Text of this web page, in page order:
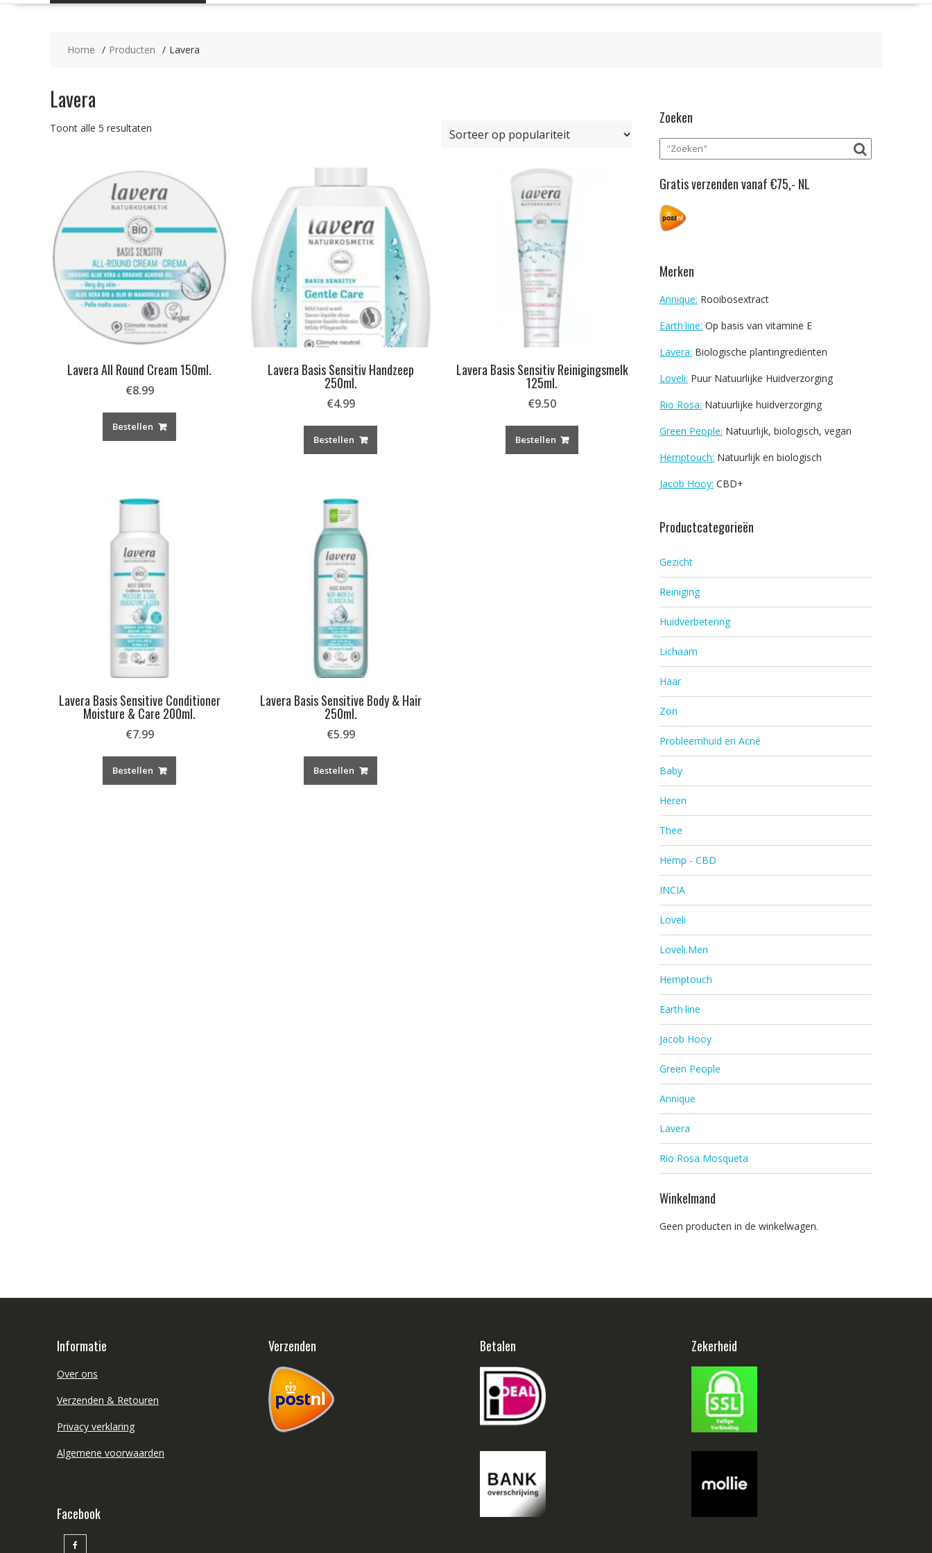
Home Producten Lavera
Lavera
Toont alle 5 resultaten
Lavera All Round Cream 150ml.
€8.99
Bestellen
Lavera Basis Sensitiv Handzeep
250ml.
€4.99
Bestellen
Lavera Basis Sensitiv Reinigingsmelk
125ml.
€9.50
Bestellen
Lavera Basis Sensitive Conditioner
Moisture & Care 200ml.
€7.99
Bestellen
Lavera Basis Sensitive Body & Hair
250ml.
€5.99
Bestellen
Zoeken
Gratis verzenden vanaf €75,- NL
Merken
Annique: Rooibosextract
Earth·line: Op basis van vitamine E
Lavera: Biologische plantingrediënten
Loveli: Puur Natuurlijke Huidverzorging
Rio Rosa: Natuurlijke huidverzorging
Green People: Natuurlijk, biologisch, vegan
Hemptouch: Natuurlijk en biologisch
Jacob Hooy: CBD+
Productcategorieën
Gezicht
Reiniging
Huidverbetering
Lichaam
Haar
Zon
Probleemhuid en Acné
Baby
Heren
Thee
Hemp - CBD
INCIA
Loveli
Loveli.Men
Hemptouch
Earth·line
Jacob Hooy
Green People
Annique
Lavera
Rio Rosa Mosqueta
Winkelmand
Geen producten in de winkelwagen.
Informatie
Over ons
Verzenden & Retouren
Privacy verklaring
Algemene voorwaarden
Facebook
Verzenden Betalen Zekerheid